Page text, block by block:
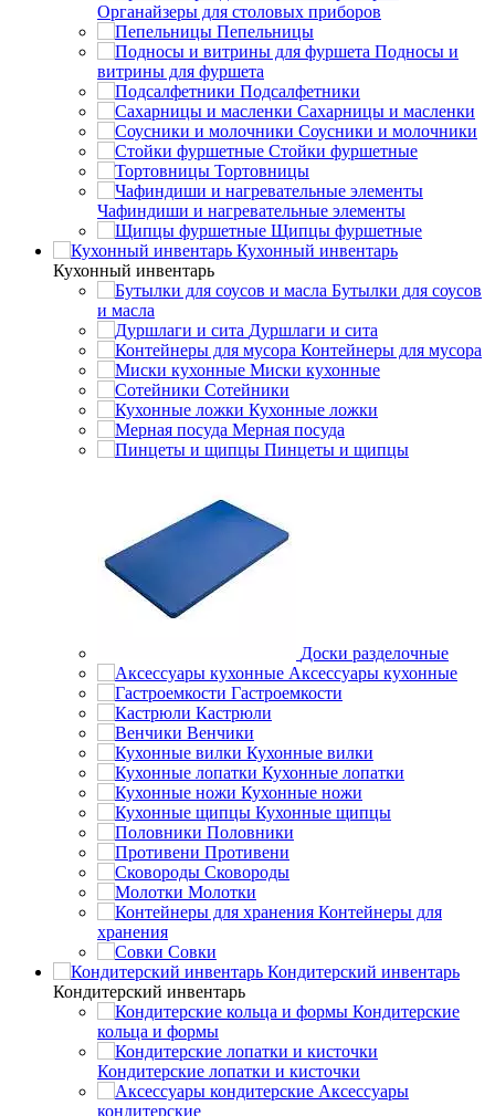
Органайзеры для столовых приборов
Пепельницы
Подносы и
витрины для фуршета
Подсалфетники
Сахарницы и масленки
Соусники и молочники
Стойки фуршетные
Тортовницы
Чафиндиши и нагревательные элементы
Щипцы фуршетные
Кухонный инвентарь
Кухонный инвентарь
Бутылки для соусов
и масла
Дуршлаги и сита
Контейнеры для мусора
Миски кухонные
Сотейники
Кухонные ложки
Мерная посуда
Пинцеты и щипцы
Доски разделочные
Аксессуары кухонные
Гастроемкости
Кастрюли
Венчики
Кухонные вилки
Кухонные лопатки
Кухонные ножи
Кухонные щипцы
Половники
Противени
Сковороды
Молотки
Контейнеры для
хранения
Совки
Кондитерский инвентарь
Кондитерский инвентарь
Кондитерские
кольца и формы
Кондитерские лопатки и кисточки
Аксессуары
кондитерские